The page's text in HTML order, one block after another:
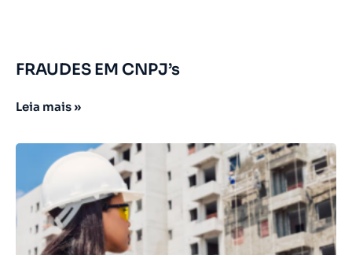
FRAUDES EM CNPJ’s
Leia mais »